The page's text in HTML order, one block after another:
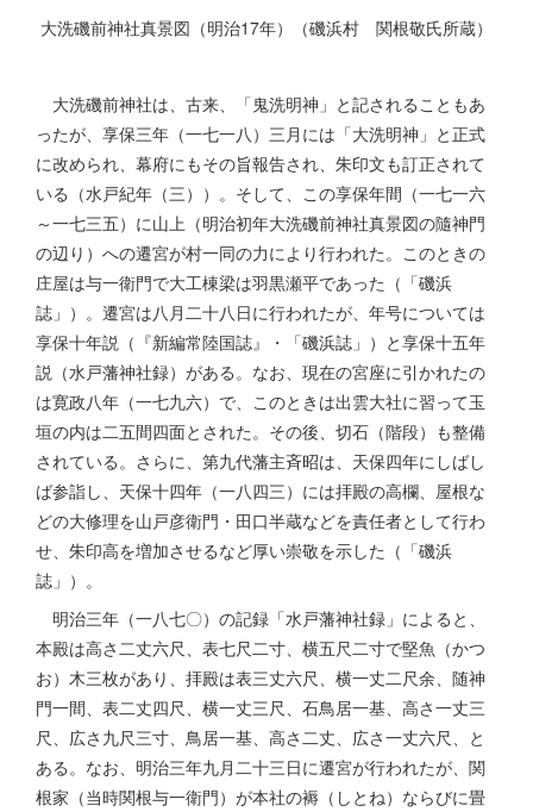
大洗磯前神社真景図（明治17年）（磯浜村 関根敬氏所蔵）
大洗磯前神社は、古来、「鬼洗明神」と記されることもあ
ったが、享保三年（一七一八）三月には「大洗明神」と正式
に改められ、幕府にもその旨報告され、朱印文も訂正されて
いる（水戸紀年（三））。そして、この享保年間（一七一六
～一七三五）に山上（明治初年大洗磯前神社真景図の隨神門
の辺り）への遷宮が村一同の力により行われた。このときの
庄屋は与一衛門で大工棟梁は羽黒瀬平であった（「磯浜
誌」）。遷宮は八月二十八日に行われたが、年号については
享保十年説（『新編常陸国誌』・「磯浜誌」）と享保十五年
説（水戸藩神社録）がある。なお、現在の宮座に引かれたの
は寛政八年（一七九六）で、このときは出雲大社に習って玉
垣の内は二五間四面とされた。その後、切石（階段）も整備
されている。さらに、第九代藩主斉昭は、天保四年にしばし
ば参詣し、天保十四年（一八四三）には拝殿の高欄、屋根な
どの大修理を山戸彦衛門・田口半蔵などを責任者として行わ
せ、朱印高を増加させるなど厚い崇敬を示した（「磯浜
誌」）。
明治三年（一八七〇）の記録「水戸藩神社録」によると、
本殿は高さ二丈六尺、表七尺二寸、横五尺二寸で堅魚（かつ
お）木三枚があり、拝殿は表三丈六尺、横一丈二尺余、随神
門一間、表二丈四尺、横一丈三尺、石鳥居一基、高さ一丈三
尺、広さ九尺三寸、鳥居一基、高さ二丈、広さ一丈六尺、と
ある。なお、明治三年九月二十三日に遷宮が行われたが、関
根家（当時関根与一衛門）が本社の褥（しとね）ならびに畳